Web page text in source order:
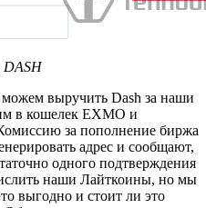
DASH
выручить Dash за наши
в кошелек EXMO и
за пополнение биржа
адрес и сообщают,
одного подтверждения
наши Лайткоины, но мы
выгодно и стоит ли это